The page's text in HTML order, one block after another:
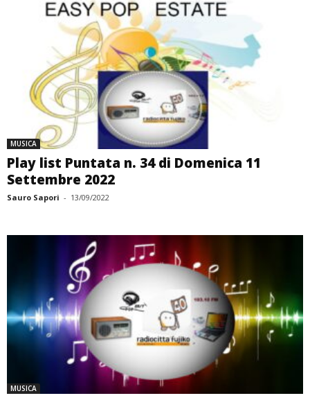
MUSICA
Play list Puntata n. 34 di Domenica 11
Settembre 2022
Sauro Sapori - 13/09/2022
MUSICA